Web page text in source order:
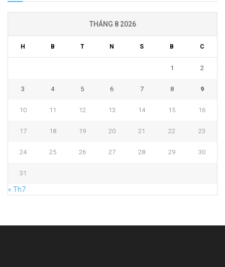
THÁNG 8 2026
H B T N S B C
1 2
3 4 5 6 7 8 9
10 11 12 13 14 15 16
17 18 19 20 21 22 23
24 25 26 27 28 29 30
31
« Th7